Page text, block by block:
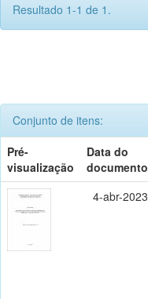
Resultado 1-1 de 1.
Conjunto de itens:
Pré-
visualização
Data do
documento
4-abr-2023